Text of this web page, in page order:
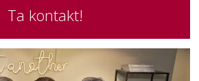
Ta kontakt!